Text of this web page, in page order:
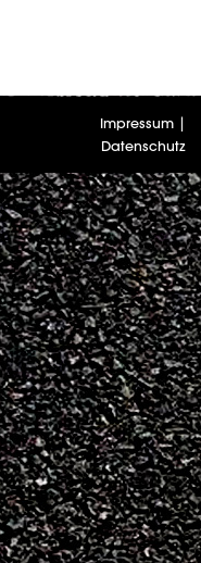
Impressum |
Datenschutz